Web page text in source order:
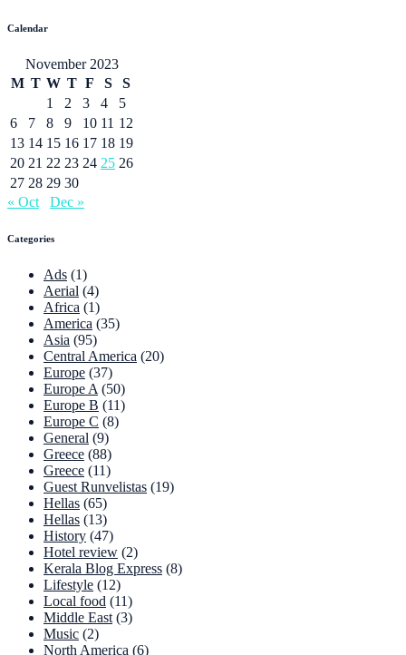
Calendar
November 2023
M T W T F S
S
1
2 3 4
5
6
7 8 9 10 11 12
13 14 15 16 17 18 19
20 21 22 23 24 25 26
27 28 29 30
« Oct
Dec »
Categories
Ads (1)
Aerial (4)
Africa (1)
America (35)
Asia (95)
Central America (20)
Europe (37)
Europe A (50)
Europe B (11)
Europe C (8)
General (9)
Greece (88)
Greece (11)
Guest Runvelistas (19)
Hellas (65)
Hellas (13)
History (47)
Hotel review (2)
Kerala Blog Express (8)
Lifestyle (12)
Local food (11)
Middle East (3)
Music (2)
North America (6)